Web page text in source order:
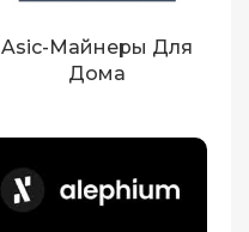
Asic-Майнеры Для
Дома